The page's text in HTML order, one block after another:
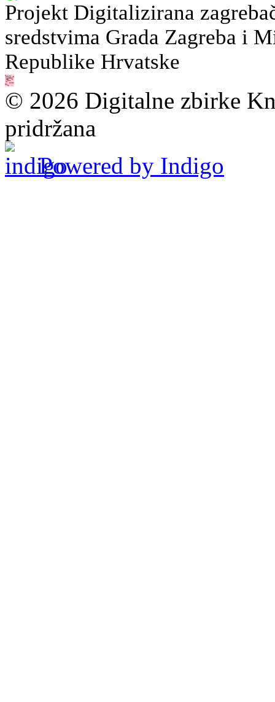
Projekt Digitalizirana
sredstvima Grada Zagreba i
Republike Hrvatske
© 2026 Digitalne zbirke
pridržana
Powered by Indigo